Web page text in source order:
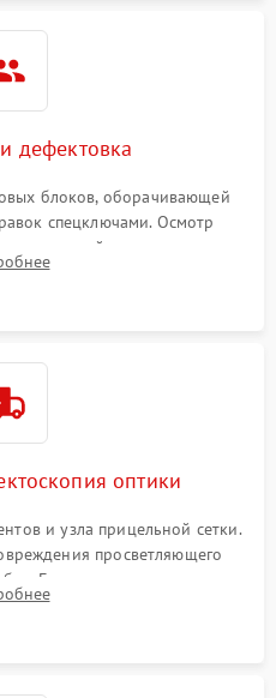
дефектовка
блоков, оборачивающей
спецключами. Осмотр
соединений, пружин и
причин люфта, смещения
оптики
и узла прицельной сетки.
просветляющего
Бережная очистка стекол
гравированной